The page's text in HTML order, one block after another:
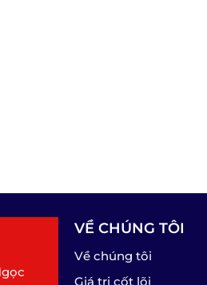
VỀ CHÚNG TÔI
Về chúng tôi
Giá trị cốt lõi